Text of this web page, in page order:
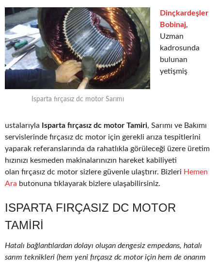
Isparta fırçasız dc motor Sarımı
Dinçkardeşler
Bobinaj,
Uzman
kadrosunda
bulunan
yetişmiş
ustalarıyla Isparta fırçasız dc motor Tamiri, Sarımı ve Bakımı
servislerinde fırçasız dc motor için gerekli arıza tespitlerini
yaparak referanslarında da rahatlıkla görüleceği üzere üretim
hızınızı kesmeden makinalarınızın hareket kabiliyeti
olan fırçasız dc motor sizlere güvenle ulaştırır. Bizleri Hemen
Ara butonuna tıklayarak bizlere ulaşabilirsiniz.
ISPARTA FIRÇASIZ DC MOTOR
TAMIRI
Hatalı bağlantılardan dolayı oluşan dengesiz empedans, hatalı
sarım teknikleri (hem yeni fırçasız dc motor için hem de onarım